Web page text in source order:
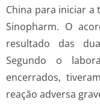
China para iniciar a
Sinopharm. O
resultado das
Segundo o
encerrados,
reação adversa